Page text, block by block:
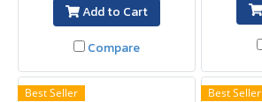
Add to Cart
Compare
Best Seller Best Seller